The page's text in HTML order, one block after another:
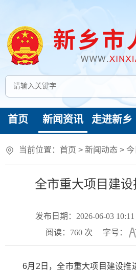
首页 新闻资讯 走进新乡
当前位置： 首页 > 新闻动态 > 今
全市重大项目建
发布日期：2026-06-03 10:11
阅读： 760次 字号：
6月2日，全市重大项目建设推